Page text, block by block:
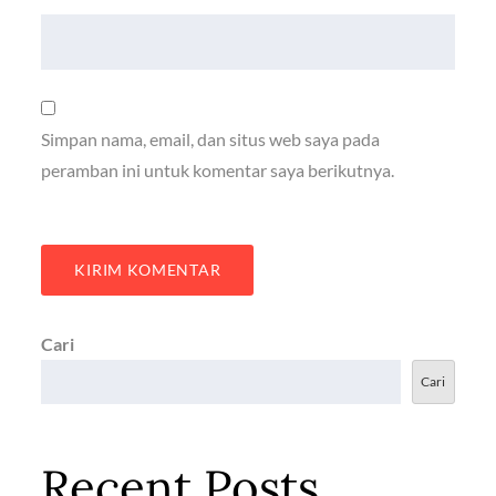
Simpan nama, email, dan situs web saya pada
peramban ini untuk komentar saya berikutnya.
Cari
Cari